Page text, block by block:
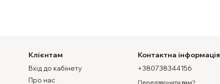
Клієнтам
Вхід до кабінету
Про нас
Контактна інформація
+380738344156
Передзвонити вам?